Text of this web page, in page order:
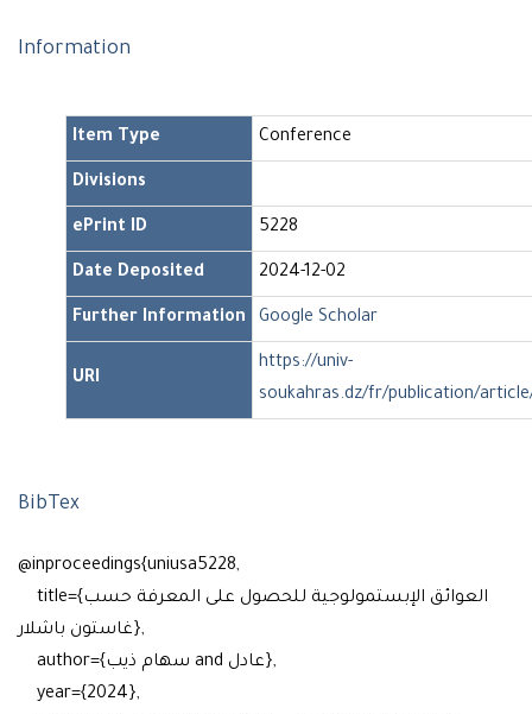
Information
Item Type Conference
Divisions
ePrint ID 5228
Date Deposited 2024-12-02
Further Information Google Scholar
URI
https://univ-
soukahras.dz/fr/publication/
BibTex
@inproceedings{uniusa5228,
title={العوائق الإبستمولوجية للحصول على المعرفة حسب
غاستون باشلار},
author={سهام ذيب and عادل},
year={2024},